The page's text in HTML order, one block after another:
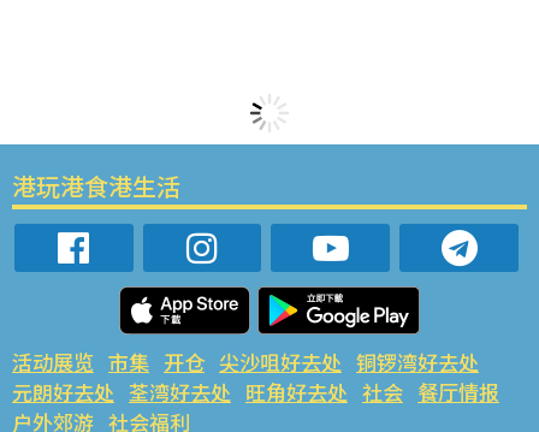
港玩港食港生活
活动展览 市集 开仓 尖沙咀好去处 铜锣湾好去处
元朗好去处 荃湾好去处 旺角好去处 社会 餐厅情报
户外郊游 社会福利